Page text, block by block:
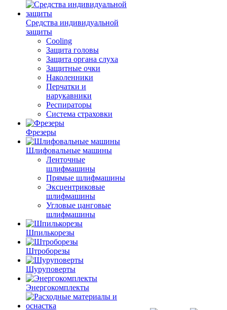
Средства индивидуальной
защиты
Cooling
Защита головы
Защита органа слуха
Защитные очки
Наколенники
Перчатки и
нарукавники
Респираторы
Система страховки
Фрезеры
Шлифовальные машины
Ленточные
шлифмашины
Прямые шлифмашины
Эксцентриковые
шлифмашины
Угловые цанговые
шлифмашины
Шпилькорезы
Штроборезы
Шуруповерты
Энергокомплекты